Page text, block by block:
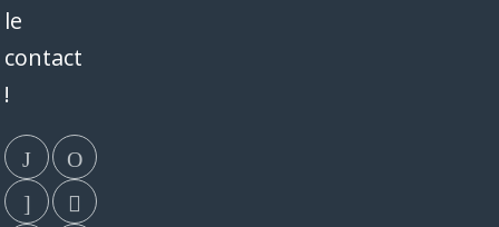
le
contact
!